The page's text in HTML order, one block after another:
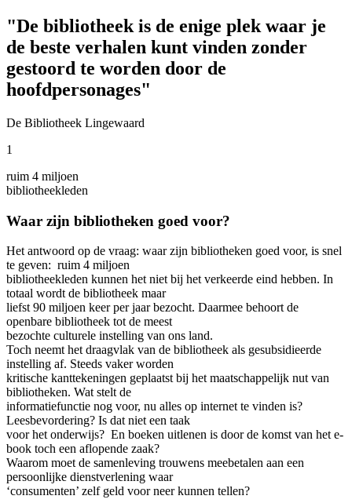
"De bibliotheek is de enige plek waar je
de beste verhalen kunt vinden zonder
gestoord te worden door de
hoofdpersonages"
De Bibliotheek Lingewaard
1
ruim 4 miljoen
bibliotheekleden
Waar zijn bibliotheken goed voor?
Het antwoord op de vraag: waar zijn bibliotheken goed voor, is snel
te geven: ruim 4 miljoen
bibliotheekleden kunnen het niet bij het verkeerde eind hebben. In
totaal wordt de bibliotheek maar
liefst 90 miljoen keer per jaar bezocht. Daarmee behoort de
openbare bibliotheek tot de meest
bezochte culturele instelling van ons land.
Toch neemt het draagvlak van de bibliotheek als gesubsidieerde
instelling af. Steeds vaker worden
kritische kanttekeningen geplaatst bij het maatschappelijk nut van
bibliotheken. Wat stelt de
informatiefunctie nog voor, nu alles op internet te vinden is?
Leesbevordering? Is dat niet een taak
voor het onderwijs? En boeken uitlenen is door de komst van het e‐
book toch een aflopende zaak?
Waarom moet de samenleving trouwens meebetalen aan een
persoonlijke dienstverlening waar
‘consumenten’ zelf geld voor neer kunnen tellen?